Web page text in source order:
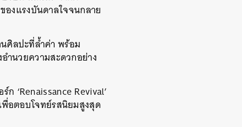
องแรงบันดาลใจจนกลาย
ศิลปะที่ล้ำค่า พร้อม
ำนวยความสะดวกอย่าง
‘Renaissance Revival’
อตอบโจทย์รสนิยมสูงสุด